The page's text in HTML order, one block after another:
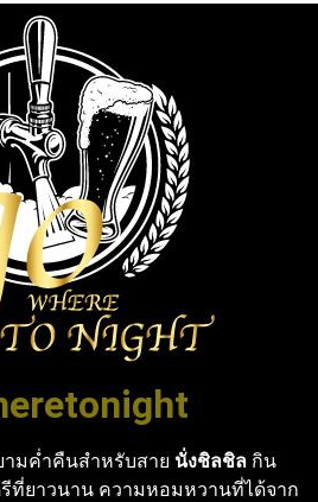
ามค่ำคืนสำหรับสาย นั่งชิลชิล กิน
ที่ยาวนาน ความหอมหวานที่ได้จาก